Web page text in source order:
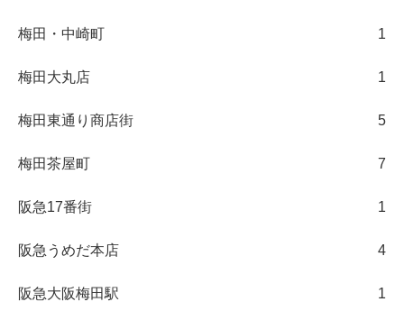
梅田・中崎町 1
梅田大丸店 1
梅田東通り商店街 5
梅田茶屋町 7
阪急17番街 1
阪急うめだ本店 4
阪急大阪梅田駅 1